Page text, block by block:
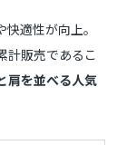
適性が向上。
計販売であるこ
肩を並べる人気